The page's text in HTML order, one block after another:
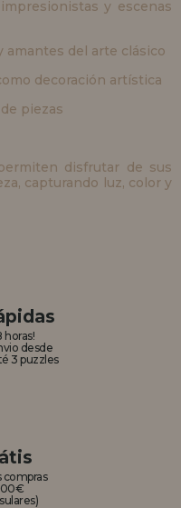
y escenas
del arte clásico
decoración artística
piezas
disfrutar de sus
capturando luz, color y
horas!
desde
3 puzzles
compras